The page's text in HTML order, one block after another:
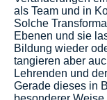
als Team und in
Solche
Ebenen und sie
Bildung wieder
tangieren aber
Lehrenden und
Gerade dieses in